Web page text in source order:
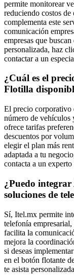
permite monitorear
reduciendo costos
complementa este
comunicación
empresas que
personalizada, haz
contactar a un
¿Cuál es el
Flotilla
El precio
número de vehículos
ofrece tarifas
descuentos por
elegir el plan más
adaptada a tu
contacta a un
¿Puedo
soluciones de
Sí, Itel.mx permite
telefonía
facilita la
mejora la
si deseas
en el botón flotante
te asista